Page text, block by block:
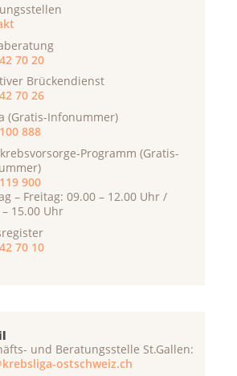
70 20
Brückendienst
70 26
(Gratis-Infonummer)
888
Programm (Gratis-
900
– Freitag: 09.00 – 12.00 Uhr /
– 15.00 Uhr
70 10
und Beratungsstelle St.Gallen:
ostschweiz.ch